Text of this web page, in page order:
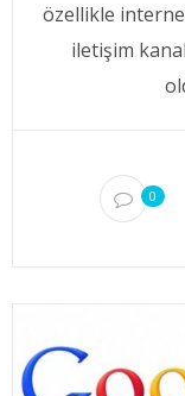
özellikle
iletişim
0